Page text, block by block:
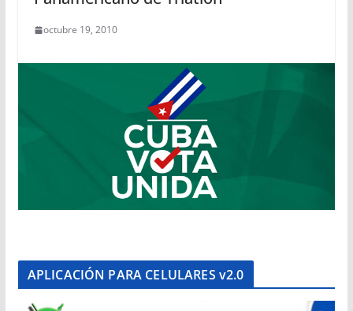
octubre 19, 2010
APLICACIÓN PARA CELULARES v2.0